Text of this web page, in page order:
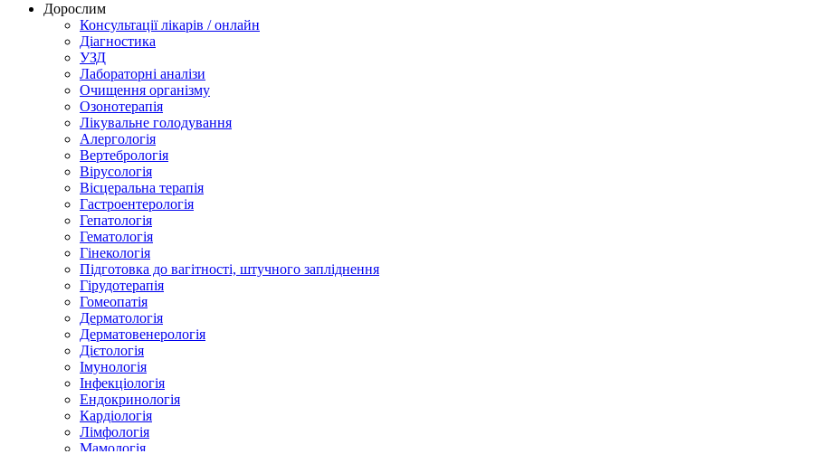
Дорослим
Консультації лікарів / онлайн
Діагностика
УЗД
Лабораторні аналізи
Очищення організму
Озонотерапія
Лікувальне голодування
Алергологія
Вертебрологія
Вірусологія
Вісцеральна терапія
Гастроентерологія
Гепатологія
Гематологія
Гінекологія
Підготовка до вагітності, штучного запліднення
Гірудотерапія
Гомеопатія
Дерматологія
Дерматовенерологія
Дієтологія
Імунологія
Інфекціологія
Ендокринологія
Кардіологія
Лімфологія
Мамологія